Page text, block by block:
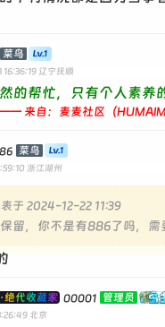
菜鸟
辽宁抚顺
的帮忙，只有个人素养
来自：麦麦社区（
菜鸟
浙江湖州
于 2024-12-22 11:39
留，你不是有886了吗，需
绝代收藏家 00001 管理员
北京